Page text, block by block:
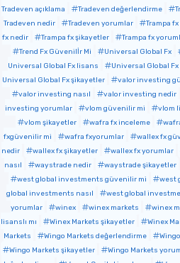
Tradeven açıklama
Tradeven değerlendirme
Tradeven nedir
Tradeven yorumlar Trampa
fx nedir
Trampa fx şikayetler Trampa fx
Trend Fx Güvenilİr Mi
Universal Global Fx
Universal Global Fx lisans
Universal Global Fx
Universal Global Fx şikayetler
valor investing
valor investing nasıl
valor investing nedir
investing yorumlar
vlom güvenilir mi vlom
vlom şikayetler
wafra fx inceleme
fxgüvenilir mi
wafra fxyorumlar wallex fx
nedir
wallex fx şikayetler wallex fx yorumlar
nasıl
waystrade nedir waystrade şikayetler
west global investments güvenilir mi
west
global investments nasıl
west global
yorumlar
winex winex markets winex
lisanslı mı
Winex Markets şikayetler Winex
Markets
Wingo Markets değerlendirme
Wingo Markets şikayetler
Wingo Markets